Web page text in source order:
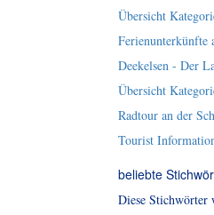
Übersicht
Ferienunterkünfte
Deekelsen - Der
Übersicht
Radtour an der
Tourist
beliebte
Diese Stichwörter